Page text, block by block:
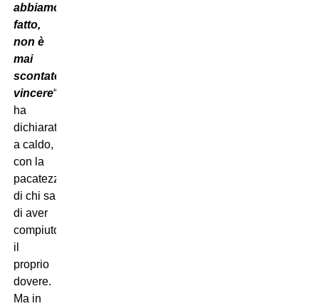
abbiamo
fatto,
non è
mai
scontato
vincere“,
ha
dichiarato
a caldo,
con la
pacatezza
di chi sa
di aver
compiuto
il
proprio
dovere.
Ma in